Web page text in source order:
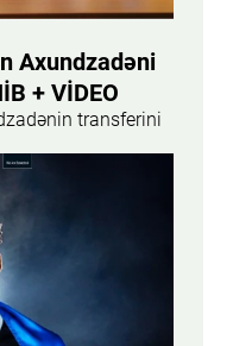
Axundzadəni
+ VİDEO
transferini